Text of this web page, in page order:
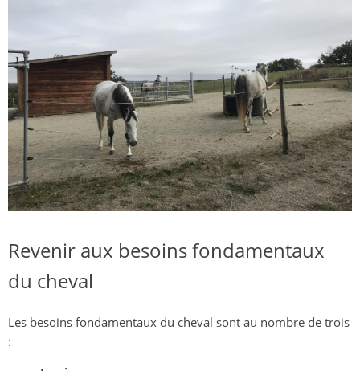
Revenir aux besoins fondamentaux
du cheval
Les besoins fondamentaux du cheval sont au nombre de trois
: